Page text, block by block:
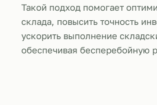
Такой подход помогает
склада, повысить точность
ускорить выполнение
обеспечивая бесперебойную